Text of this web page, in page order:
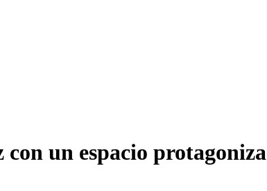
un espacio